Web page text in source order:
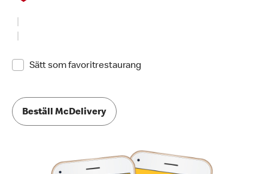
Sätt som favoritrestaurang
Beställ McDelivery